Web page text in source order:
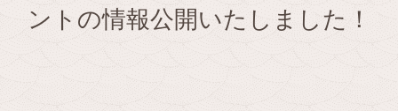
ントの情報公開いたしました！